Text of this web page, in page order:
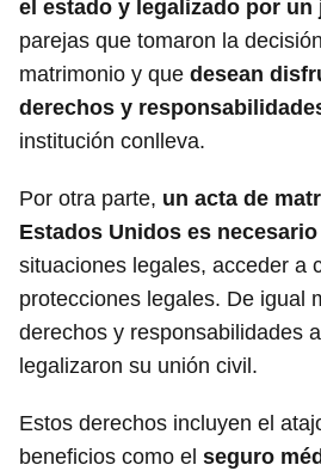
el estado y legalizado por un
parejas que tomaron la
matrimonio y que desean
derechos y
institución conlleva.
Por otra parte, un acta de
Estados Unidos es necesario
situaciones legales, acceder a
protecciones legales. De igual
derechos y responsabilidades
legalizaron su unión civil.
Estos derechos incluyen el
beneficios como el seguro